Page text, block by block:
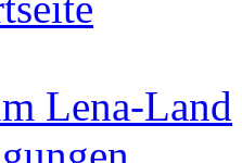
Lena-Land